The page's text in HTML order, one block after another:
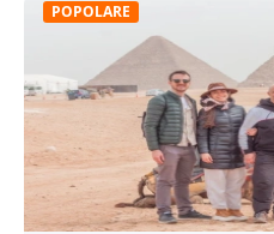
POPOLARE